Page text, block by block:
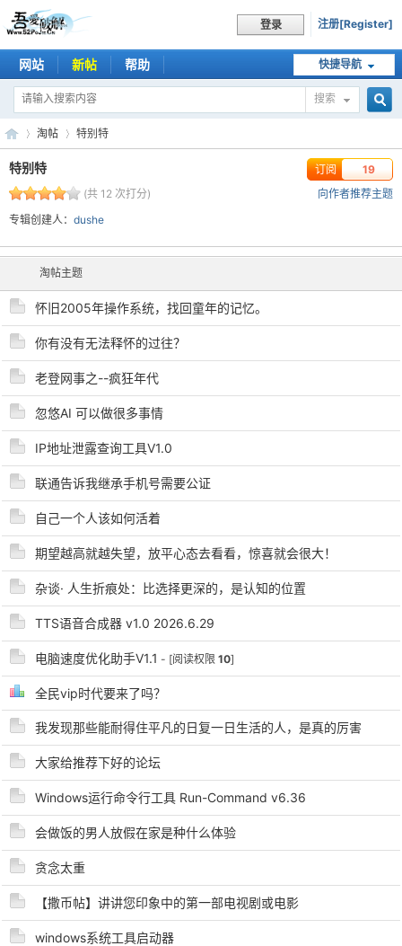
登录 注册[Register]
快捷导航
网站 新帖 帮助
搜索
索
破
解
淘帖 特别特
特别特 19
订阅
向作者推荐主题
(共 12 次打分)
专辑创建人： dushe
淘帖主题
怀旧2005年操作系统，找回童年的记忆。
你有没有无法释怀的过往？
老登网事之--疯狂年代
忽悠AI 可以做很多事情
IP地址泄露查询工具V1.0
联通告诉我继承手机号需要公证
自己一个人该如何活着
期望越高就越失望，放平心态去看看，惊喜就会很大！
杂谈· 人生折痕处：比选择更深的，是认知的位置
TTS语音合成器 v1.0 2026.6.29
电脑速度优化助手V1.1 - [阅读权限 10]
全民vip时代要来了吗？
我发现那些能耐得住平凡的日复一日生活的人，是真的厉害
大家给推荐下好的论坛
Windows运行命令行工具 Run-Command v6.36
会做饭的男人放假在家是种什么体验
贪念太重
【撒币帖】讲讲您印象中的第一部电视剧或电影
windows系统工具启动器